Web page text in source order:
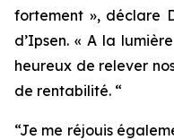
fortement », déclare
d’Ipsen. « A la
heureux de relever
de rentabilité. “
“Je me réjouis